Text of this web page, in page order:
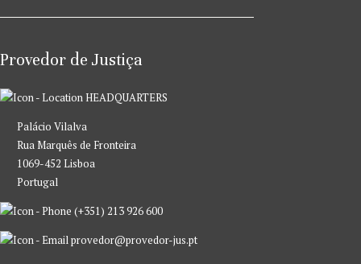
Provedor de Justiça
HEADQUARTERS
Palácio Vilalva
Rua Marquês de Fronteira
1069-452 Lisboa
Portugal
(+351) 213 926 600
provedor@provedor-jus.pt